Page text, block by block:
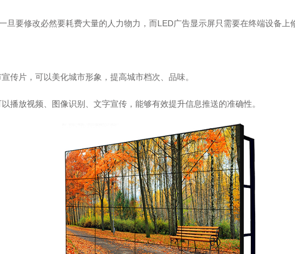
要修改必然要耗费大量的人力物力，而LED广告显示屏只需要在终端设备上
传片，可以美化城市形象，提高城市档次、品味。
播放视频、图像识别、文字宣传，能够有效提升信息推送的准确性。